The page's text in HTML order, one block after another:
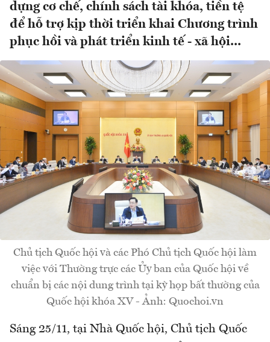
dựng cơ chế, chính sách tài khóa, tiền tệ
để hỗ trợ kịp thời triển khai Chương trình
phục hồi và phát triển kinh tế - xã hội...
Chủ tịch Quốc hội và các Phó Chủ tịch Quốc hội làm
việc với Thường trực các Ủy ban của Quốc hội về
chuẩn bị các nội dung trình tại kỳ họp bất thường của
Quốc hội khóa XV - Ảnh: Quochoi.vn
Sáng 25/11, tại Nhà Quốc hội, Chủ tịch Quốc